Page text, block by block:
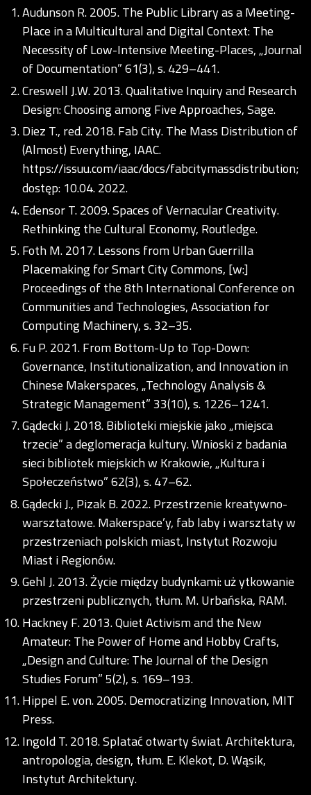
Audunson R. 2005. The Public Library as a Meeting-
Place in a Multicultural and Digital Context: The
Necessity of Low-Intensive Meeting-Places, „Journal
of Documentation” 61(3), s. 429–441.
Creswell J.W. 2013. Qualitative Inquiry and Research
Design: Choosing among Five Approaches, Sage.
Diez T., red. 2018. Fab City. The Mass Distribution of
(Almost) Everything, IAAC.
https://issuu.com/iaac/docs/fabcitymassdistribution;
dostęp: 10.04. 2022.
Edensor T. 2009. Spaces of Vernacular Creativity.
Rethinking the Cultural Economy, Routledge.
Foth M. 2017. Lessons from Urban Guerrilla
Placemaking for Smart City Commons, [w:]
Proceedings of the 8th International Conference on
Communities and Technologies, Association for
Computing Machinery, s. 32–35.
Fu P. 2021. From Bottom-Up to Top-Down:
Governance, Institutionalization, and Innovation in
Chinese Makerspaces, „Technology Analysis &
Strategic Management” 33(10), s. 1226–1241.
Gądecki J. 2018. Biblioteki miejskie jako „miejsca
trzecie” a deglomeracja kultury. Wnioski z badania
sieci bibliotek miejskich w Krakowie, „Kultura i
Społeczeństwo” 62(3), s. 47–62.
Gądecki J., Pizak B. 2022. Przestrzenie kreatywno-
warsztatowe. Makerspace’y, fab laby i warsztaty w
przestrzeniach polskich miast, Instytut Rozwoju
Miast i Regionów.
Gehl J. 2013. Życie między budynkami: uż ytkowanie
przestrzeni publicznych, tłum. M. Urbańska, RAM.
Hackney F. 2013. Quiet Activism and the New
Amateur: The Power of Home and Hobby Crafts,
„Design and Culture: The Journal of the Design
Studies Forum” 5(2), s. 169–193.
Hippel E. von. 2005. Democratizing Innovation, MIT
Press.
Ingold T. 2018. Splatać otwarty świat. Architektura,
antropologia, design, tłum. E. Klekot, D. Wąsik,
Instytut Architektury.